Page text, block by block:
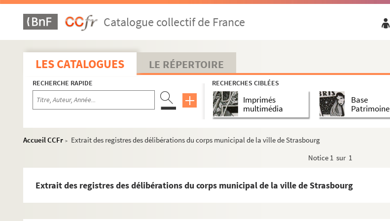
Catalogue collectif de France
LES CATALOGUES LE RÉPERTOIRE
RECHERCHE RAPIDE RECHERCHES CIBLÉES
Imprimés
multimédia
Base
Patrimoine
Accueil CCFr >
Extrait des registres des délibérations du corps municipal de la ville de Strasbourg
Notice 1 sur 1
Extrait des registres des délibérations du corps municipal de la ville de Strasbourg
MS 1212. Révolution en Alsace 1789 (2)
MS 1213. Révolution en Alsace 1789 (3)
MS 1214. Révolution en Alsace 1789 (4)
MS 1215. Révolution en Alsace 1790 (1)
MS 1216. Révolution en Alsace 1790 (2)
Copie de la lettre écrite par MM. Les Commissaires chargés par le Roi de la formation des Assemblées...
Diverses notes manuscrites et retranscription imprimée d'archives relatives à la Révolution
Retranscription manuscrite d'une lettre écrite par MM. Les Commissaires chargés par le Roi de la for...